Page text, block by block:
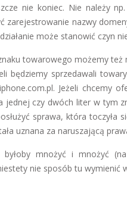
nie koniec. Nie należy
zarejestrowanie nazwy
może stanowić czyn
towarowego możemy
będziemy sprzedawali
Jeżeli chcemy
jednej czy dwóch liter w tym
sprawa, która
uznana za naruszającą
byłoby mnożyć i mnożyć
nie sposób tu wymienić